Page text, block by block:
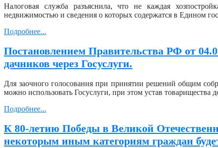
Налоговая служба разъяснила, что не каждая
недвижимостью и сведения о которых содержатся в Едином
Подробнее...
Постановлением Правительства РФ от
дачников через Госуслуги.
Для заочного голосования при принятии решений общим
можно использовать Госуслуги, при этом устав
Подробнее...
К 80-летию Победы в Великой
некоторым иным категориям граждан